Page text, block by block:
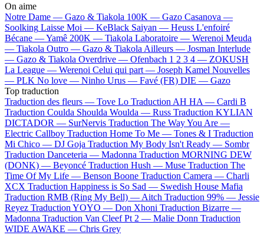
On aime
Notre Dame — Gazo & Tiakola 100K — Gazo Casanova —
Soolking Laisse Moi — KeBlack Saiyan — Heuss L'enfoiré
Bécane —Yamê 200K — Tiakola Laboratoire — Werenoi Meuda
— Tiakola Outro — Gazo & Tiakola Ailleurs — Josman Interlude
— Gazo & Tiakola Overdrive — Ofenbach 1 2 3 4 — ZOKUSH
La League — Werenoi Celui qui part — Joseph Kamel Nouvelles
— PLK No love — Ninho Urus — Favé (FR) DIE — Gazo
Top traduction
Traduction des fleurs — Tove Lo Traduction AH HA — Cardi B
Traduction Coulda Shoulda Woulda — Russ Traduction KYLIAN
DICTADOR — SurNervis Traduction The Way You Are —
Electric Callboy Traduction Home To Me — Tones & I Traduction
Mi Chico — DJ Goja Traduction My Body Isn't Ready — Sombr
Traduction Danceteria — Madonna Traduction MORNING DEW
(DONK) — Beyoncé Traduction Hush — Muse Traduction The
Time Of My Life — Benson Boone Traduction Camera — Charli
XCX Traduction Happiness is So Sad — Swedish House Mafia
Traduction RMB (Ring My Bell) — Aitch Traduction 99% — Jessie
Reyez Traduction YOYO — Don Xhoni Traduction Bizarre —
Madonna Traduction Van Cleef Pt 2 — Malie Donn Traduction
WIDE AWAKE — Chris Grey